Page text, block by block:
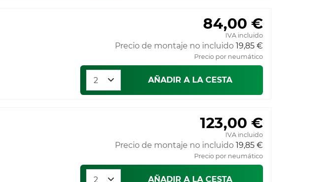
84,00 €
IVA incluido
Precio de montaje no incluido 19,85 €
Precio por neumático
AÑADIR A LA CESTA
123,00 €
IVA incluido
Precio de montaje no incluido 19,85 €
Precio por neumático
AÑADIR A LA CESTA